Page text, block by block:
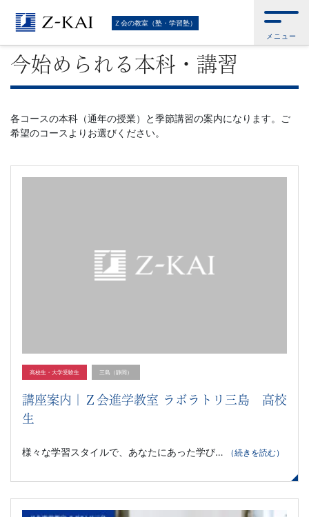
難
関
校
受
Ｚ会の教室（塾・学習塾）
メニュー
Ｚ会トップ> Ｚ会の教室（塾・学習塾）>今始められる本科・講習
今始められる本科・講習
各コースの本科（通年の授業）と季節講習の案内になります。ご
希望のコースよりお選びください。
高校生・大学受験生 三島（静岡）
講座案内｜Ｚ会進学教室 ラボラトリ三島 高校
生
様々な学習スタイルで、あなたにあった学び… （続きを読む）